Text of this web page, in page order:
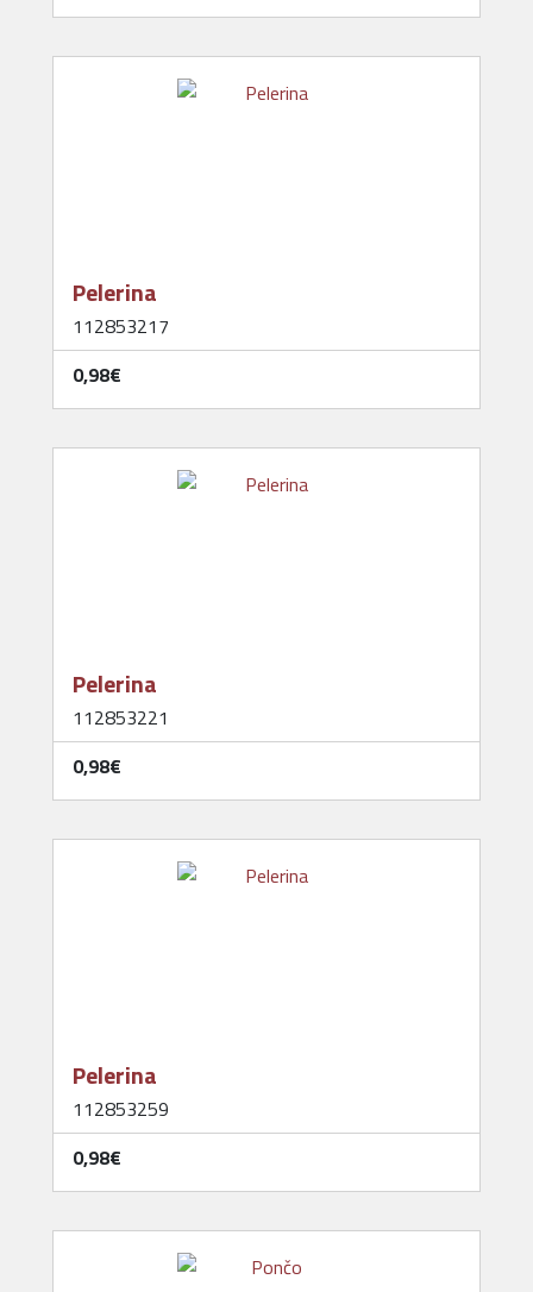
Pelerina
112853217
0,98‎€
Pelerina
112853221
0,98‎€
Pelerina
112853259
0,98‎€